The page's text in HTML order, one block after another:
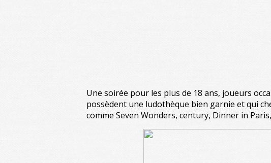
Une soirée pour les plus de 18 ans, joueurs
possèdent une ludothèque bien garnie et qui
comme Seven Wonders, century, Dinner in